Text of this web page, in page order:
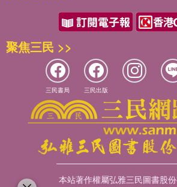
聚焦三民 >>
三民書局 三民出版
本站著作權屬弘雅三民圖書股